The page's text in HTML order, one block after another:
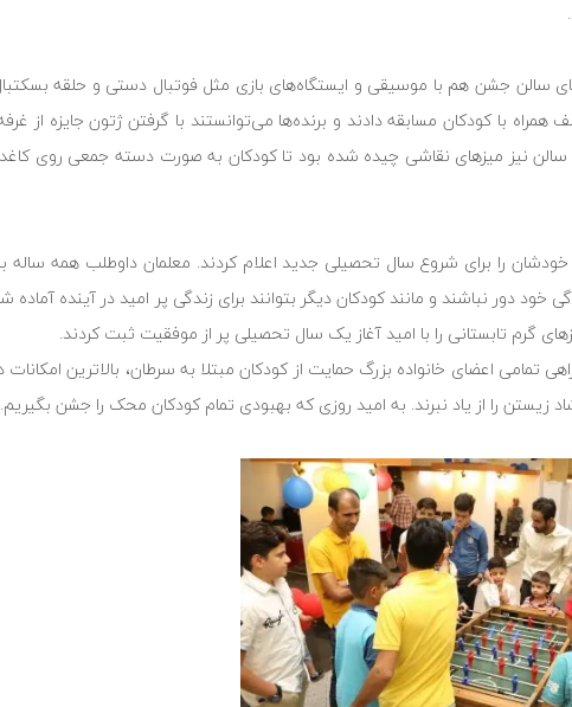
سالن جشن هم با موسیقی و ایستگاه‌های بازی مثل فوتبال دستی و حلقه بسکتبال
با کودکان مسابقه دادند و برنده‌ها می‌توانستند با گرفتن ژتون جایزه از
سالن نیز میزهای نقاشی چیده شده بود تا کودکان به صورت دسته جمعی روی
را برای شروع سال تحصیلی جدید اعلام کردند. معلمان داوطلب همه
دور نباشند و مانند کودکان دیگر بتوانند برای زندگی پر امید در آینده آماده
گرم تابستانی را با امید آغاز یک سال تحصیلی پر از موفقیت ثبت کردند.
تمامی اعضای خانواده بزرگ حمایت از کودکان مبتلا به سرطان، بالاترین امکانات
زیستن را از یاد نبرند. به امید روزی که بهبودی تمام کودکان محک را جشن بگیریم.